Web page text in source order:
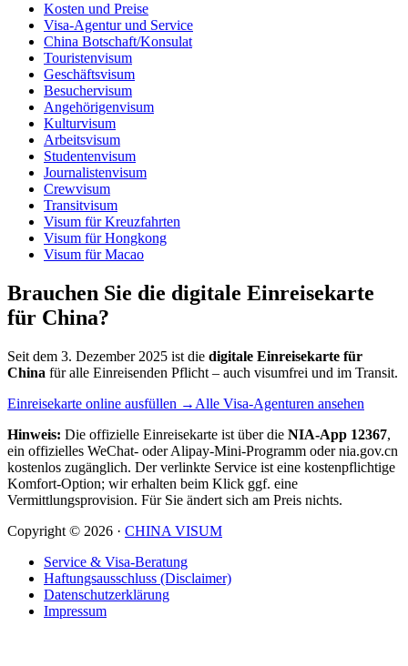
Kosten und Preise
Visa-Agentur und Service
China Botschaft/Konsulat
Touristenvisum
Geschäftsvisum
Besuchervisum
Angehörigenvisum
Kulturvisum
Arbeitsvisum
Studentenvisum
Journalistenvisum
Crewvisum
Transitvisum
Visum für Kreuzfahrten
Visum für Hongkong
Visum für Macao
Brauchen Sie die digitale Einreisekarte
für China?
Seit dem 3. Dezember 2025 ist die digitale Einreisekarte für
China für alle Einreisenden Pflicht – auch visumfrei und im Transit.
Einreisekarte online ausfüllen → Alle Visa-Agenturen ansehen
Hinweis: Die offizielle Einreisekarte ist über die NIA-App 12367,
ein offizielles WeChat- oder Alipay-Mini-Programm oder nia.gov.cn
kostenlos zugänglich. Der verlinkte Service ist eine kostenpflichtige
Komfort-Option; wir erhalten beim Klick ggf. eine
Vermittlungsprovision. Für Sie ändert sich am Preis nichts.
Copyright © 2026 · CHINA VISUM
Service & Visa-Beratung
Haftungsausschluss (Disclaimer)
Datenschutzerklärung
Impressum